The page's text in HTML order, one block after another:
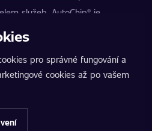
služeb. AutoChip® je
Petra Kučery. Úpravy, které
na pozemních komunikacích.
vždy konkrétní provozovatel
pro správné fungování a
cookies až po vašem